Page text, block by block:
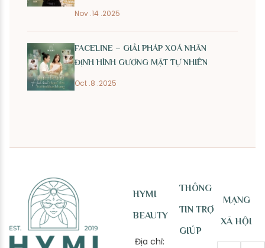
Nov .14 .2025
FACELINE – GIẢI PHÁP XOÁ NHĂN
ĐỊNH HÌNH GƯƠNG MẶT TỰ NHIÊN
Oct .8 .2025
HYMI
BEAUTY
Địa chỉ:
THÔNG
TIN TRỢ
GIÚP
MẠNG
XÃ HỘI